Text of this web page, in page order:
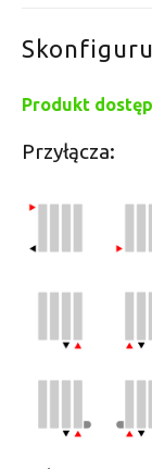
Produkt
Przyłącza: